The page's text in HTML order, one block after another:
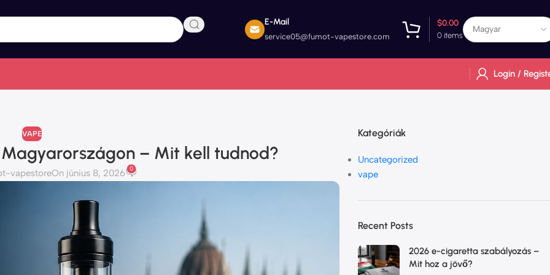
E-Mail
service05@fumot-vapestore.com 0 items
$0.00
Login /
VAPE
– Mit kell tudnod?
vapestoreOn június 8, 2026 0
Kategóriák
Uncategorized
vape
Recent Posts
2026 e-cigaretta szabályozás –
Mit hoz a jövő?